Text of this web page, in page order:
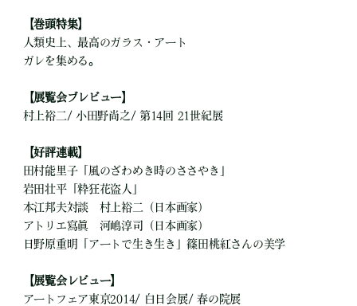
【巻頭特集】
人類史上、最高のガラス・アート
ガレを集める。
【展覧会ブレビュー】
村上裕二/ 小田野尚之/ 第14回 21世紀展
【好評連載】
田村能里子「風のざわめき時のささやき」
岩田壮平「粋狂花盗人」
本江邦夫対談 村上裕二（日本画家）
アトリエ寫眞 河嶋淳司（日本画家）
日野原重明「アートで生き生き」篠田桃紅さんの美学
【展覧会レビュー】
アートフェア東京2014/ 白日会展/ 春の院展